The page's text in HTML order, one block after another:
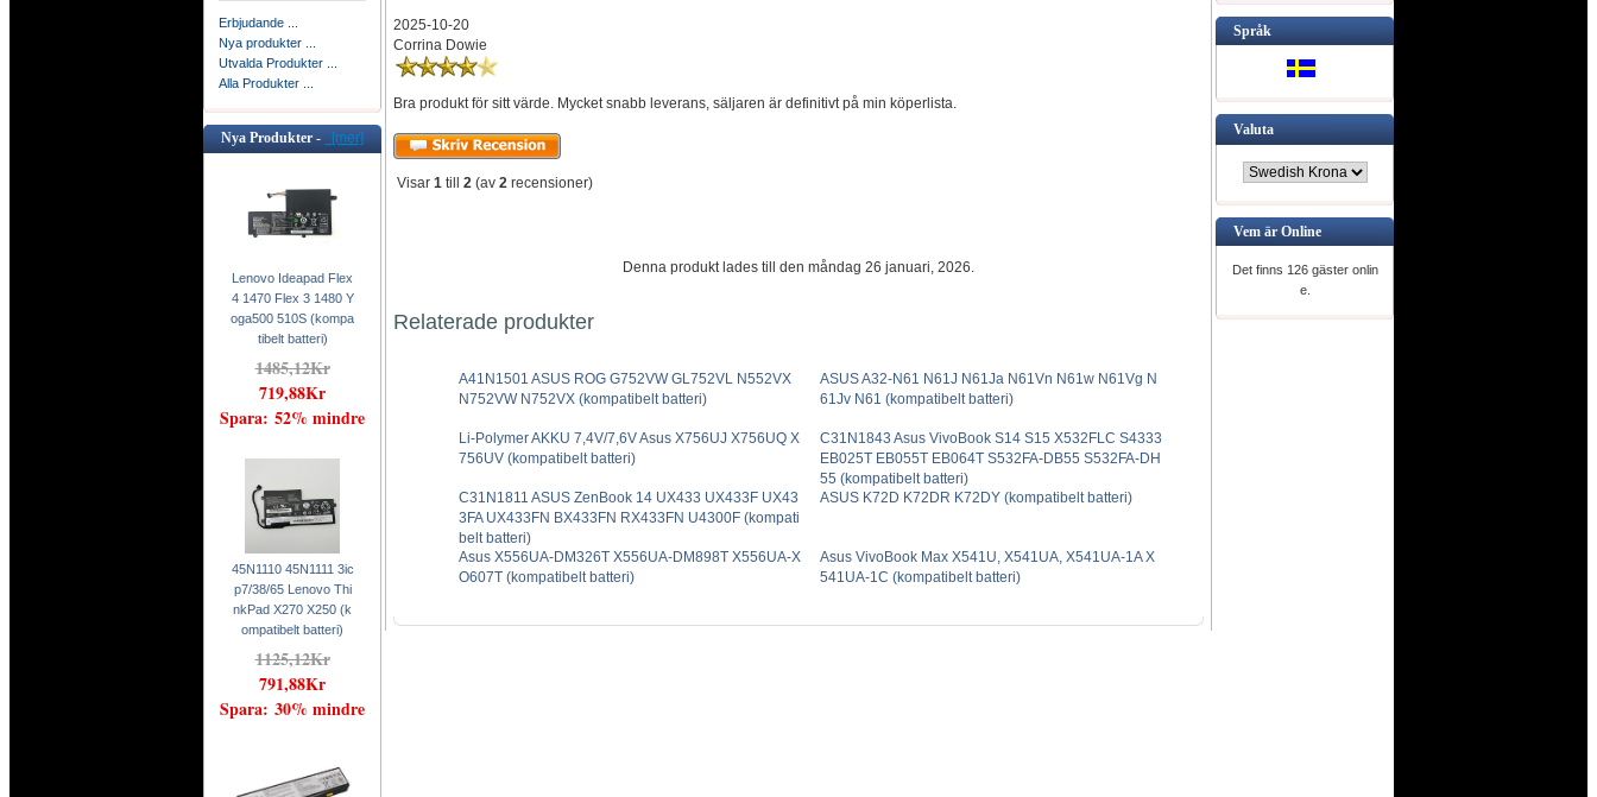
Erbjudande ...
Nya produkter ...
Utvalda Produkter ...
Alla Produkter ...
Nya Produkter - [mer]
Lenovo Ideapad Flex
4 1470 Flex 3 1480 Y
oga500 510S (kompa
tibelt batteri)
1485,12Kr
719,88Kr
Spara: 52% mindre
45N1110 45N1111 3ic
p7/38/65 Lenovo Thi
nkPad X270 X250 (k
ompatibelt batteri)
1125,12Kr
791,88Kr
Spara: 30% mindre
2025-10-20
Corrina Dowie
Bra produkt för sitt värde. Mycket snabb leverans, säljaren är definitivt på min köperlista.
Visar 1 till 2 (av 2 recensioner)
Denna produkt lades till den måndag 26 januari, 2026.
Relaterade produkter
A41N1501 ASUS ROG G752VW GL752VL N552VX
N752VW N752VX (kompatibelt batteri)
ASUS A32-N61 N61J N61Ja N61Vn N61w N61Vg N
61Jv N61 (kompatibelt batteri)
Li-Polymer AKKU 7,4V/7,6V Asus X756UJ X756UQ X
756UV (kompatibelt batteri)
C31N1843 Asus VivoBook S14 S15 X532FLC S4333
EB025T EB055T EB064T S532FA-DB55 S532FA-DH
55 (kompatibelt batteri)
C31N1811 ASUS ZenBook 14 UX433 UX433F UX43
3FA UX433FN BX433FN RX433FN U4300F (kompati
belt batteri)
ASUS K72D K72DR K72DY (kompatibelt batteri)
Asus X556UA-DM326T X556UA-DM898T X556UA-X
O607T (kompatibelt batteri)
Asus VivoBook Max X541U, X541UA, X541UA-1A X
541UA-1C (kompatibelt batteri)
Språk
Valuta
Vem är Online
Det finns 126 gäster onlin
e.